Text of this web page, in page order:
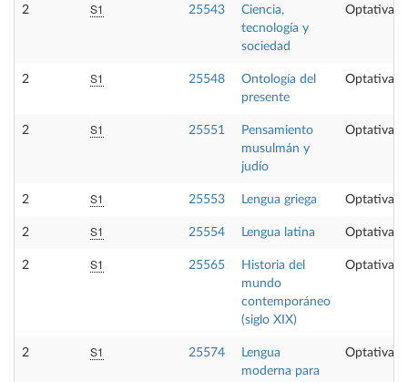
2 S1 25543
Ciencia,
tecnología y
sociedad
Optativa
2 S1 25548
Ontología del
presente
Optativa
2 S1 25551
Pensamiento
musulmán y
judío
Optativa
2 S1 25553 Lengua griega Optativa
2 S1 25554 Lengua latina Optativa
2 S1 25565
Historia del
mundo
contemporáneo
(siglo XIX)
Optativa
2 S1 25574
Lengua
moderna para
Optativa